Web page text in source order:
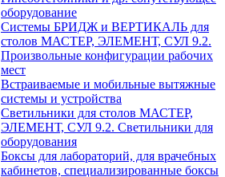
оборудование
Системы БРИДЖ и ВЕРТИКАЛЬ для
столов МАСТЕР, ЭЛЕМЕНТ, СУЛ 9.2.
Произвольные конфигурации рабочих
мест
Встраиваемые и мобильные вытяжные
системы и устройства
Светильники для столов МАСТЕР,
ЭЛЕМЕНТ, СУЛ 9.2. Светильники для
оборудования
Боксы для лабораторий, для врачебных
кабинетов, специализированные боксы